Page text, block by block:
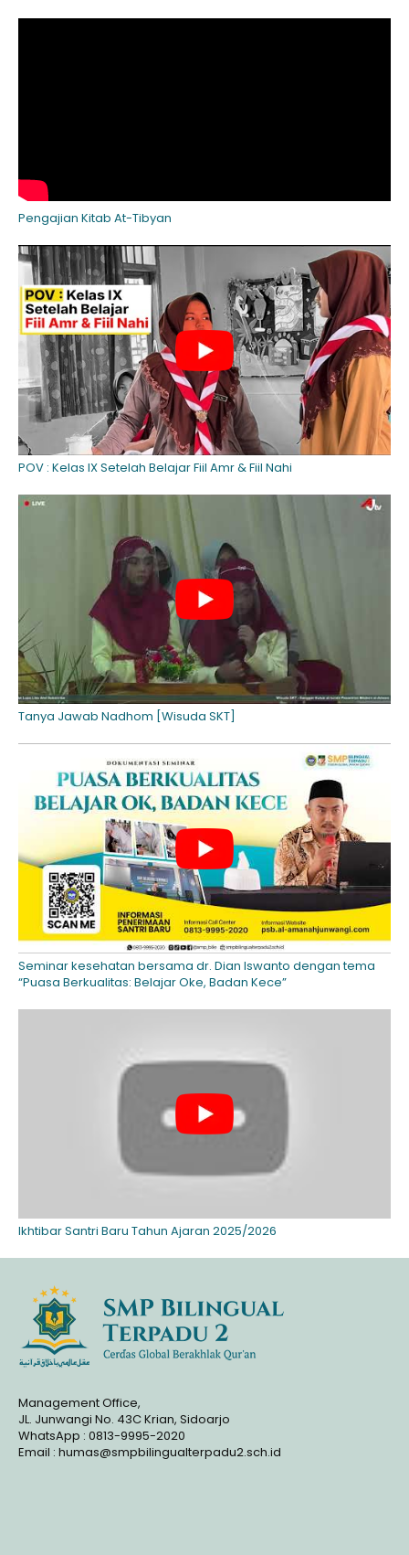
Pengajian Kitab At-Tibyan
POV : Kelas IX Setelah Belajar Fiil Amr & Fiil Nahi
Tanya Jawab Nadhom [Wisuda SKT]
Seminar kesehatan bersama dr. Dian Iswanto dengan tema
“Puasa Berkualitas: Belajar Oke, Badan Kece”
Ikhtibar Santri Baru Tahun Ajaran 2025/2026
Management Office,
JL. Junwangi No. 43C Krian, Sidoarjo
WhatsApp : 0813-9995-2020
Email : humas@smpbilingualterpadu2.sch.id